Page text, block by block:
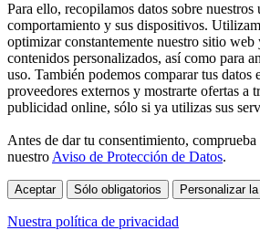
Para ello, recopilamos datos sobre nuestros
comportamiento y sus dispositivos.
optimizar constantemente nuestro sitio
contenidos personalizados, así como para
uso. También podemos comparar tus datos
proveedores externos y mostrarte ofertas a
publicidad online, sólo si ya utilizas sus
Antes de dar tu consentimiento,
nuestroAviso de Protección de Datos.
Aceptar Sólo obligatorios Personalizar
Nuestra política de privacidad